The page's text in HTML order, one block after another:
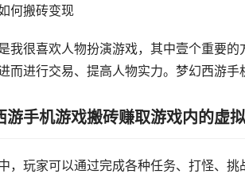
何搬砖变现
我很喜欢人物扮演游戏，其中壹个重要
而进行交易、提高人物实力。梦幻西游手
游手机游戏搬砖赚取游戏内的虚
，玩家可以通过完成各种任务、打怪、